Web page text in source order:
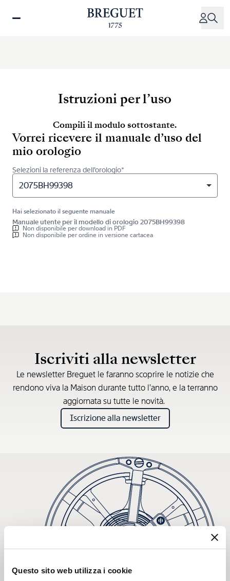
Questo sito web utilizza i cookie
Istruzioni per l’uso
Compili il modulo sottostante.
Vorrei ricevere il manuale d’uso del
mio orologio
Selezioni la referenza dell’orologio*
2075BH99398
Hai selezionato il seguente manuale
Manuale utente per il modello di orologio 2075BH99398
Non disponibile per download in PDF
Non disponibile per ordine in versione cartacea
Iscriviti alla newsletter
Le newsletter Breguet le faranno scoprire le notizie che
rendono viva la Maison durante tutto l’anno, e la terranno
aggiornata su tutte le novità.
Iscrizione alla newsletter